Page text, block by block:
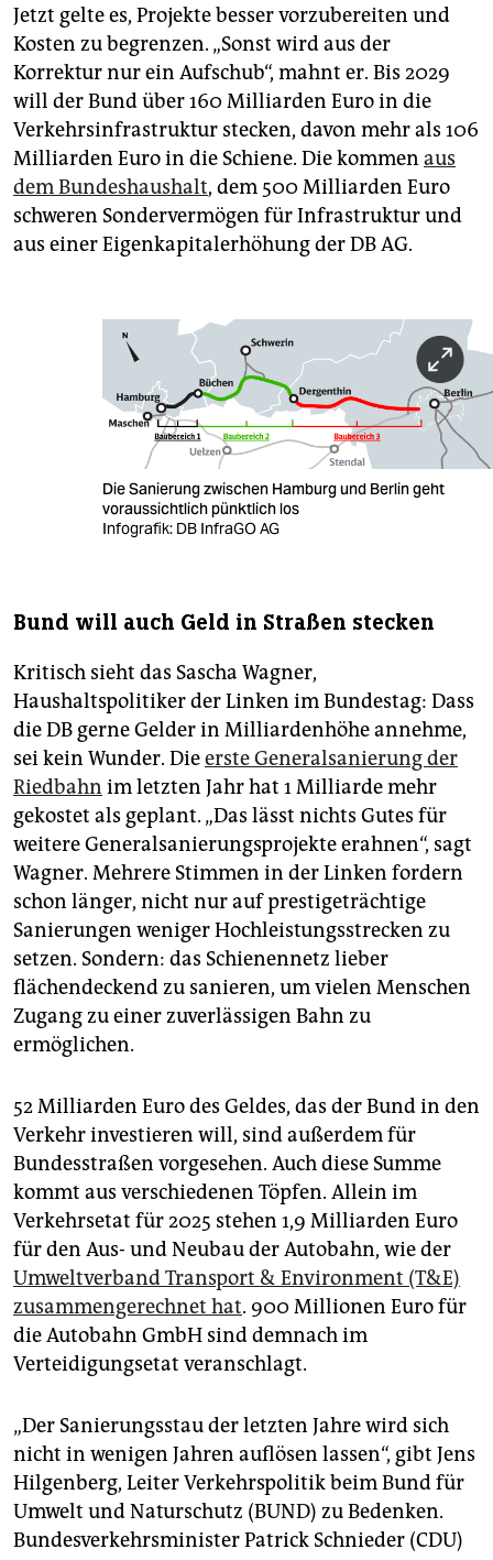
Jetzt gelte es, Projekte besser vorzubereiten und
Kosten zu begrenzen. „Sonst wird aus der
Korrektur nur ein Aufschub“, mahnt er. Bis 2029
will der Bund über 160 Milliarden Euro in die
Verkehrsinfrastruktur stecken, davon mehr als 106
Milliarden Euro in die Schiene. Die kommen aus
dem Bundeshaushalt, dem 500 Milliarden Euro
schweren Sondervermögen für Infrastruktur und
aus einer Eigenkapitalerhöhung der DB AG.
Die Sanierung zwischen Hamburg und Berlin geht
voraussichtlich pünktlich los
Infografik: DB InfraGO AG
Bund will auch Geld in Straßen stecken
Kritisch sieht das Sascha Wagner,
Haushaltspolitiker der Linken im Bundestag: Dass
die DB gerne Gelder in Milliardenhöhe annehme,
sei kein Wunder. Dieerste Generalsanierung der
Riedbahn im letzten Jahr hat 1 Milliarde mehr
gekostet als geplant. „Das lässt nichts Gutes für
weitere Generalsanierungsprojekte erahnen“, sagt
Wagner. Mehrere Stimmen in der Linken fordern
schon länger, nicht nur auf prestigeträchtige
Sanierungen weniger Hochleistungsstrecken zu
setzen. Sondern: das Schienennetz lieber
flächendeckend zu sanieren, um vielen Menschen
Zugang zu einer zuverlässigen Bahn zu
ermöglichen.
52 Milliarden Euro des Geldes, das der Bund in den
Verkehr investieren will, sind außerdem für
Bundesstraßen vorgesehen. Auch diese Summe
kommt aus verschiedenen Töpfen. Allein im
Verkehrsetat für 2025 stehen 1,9 Milliarden Euro
für den Aus- und Neubau der Autobahn, wie der
Umweltverband Transport & Environment (T&E)
zusammengerechnet hat. 900 Millionen Euro für
die Autobahn GmbH sind demnach im
Verteidigungsetat veranschlagt.
„Der Sanierungsstau der letzten Jahre wird sich
nicht in wenigen Jahren auflösen lassen“, gibt Jens
Hilgenberg, Leiter Verkehrspolitik beim Bund für
Umwelt und Naturschutz (BUND) zu Bedenken.
Bundesverkehrsminister Patrick Schnieder (CDU)